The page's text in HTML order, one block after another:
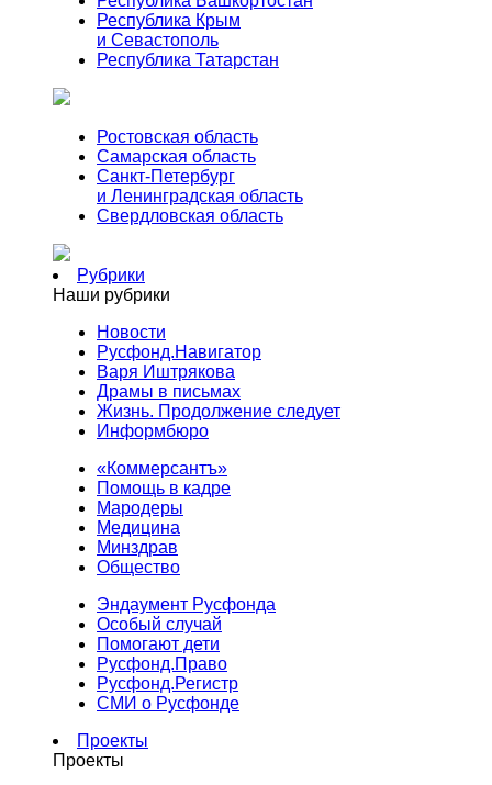
Республика Крым
и Севастополь
Республика Татарстан
Ростовская область
Самарская область
Санкт-Петербург
и Ленинградская область
Свердловская область
Рубрики
Наши рубрики
Новости
Русфонд.Навигатор
Варя Иштрякова
Драмы в письмах
Жизнь. Продолжение следует
Информбюро
«Коммерсантъ»
Помощь в кадре
Мародеры
Медицина
Минздрав
Общество
Эндаумент Русфонда
Особый случай
Помогают дети
Русфонд.Право
Русфонд.Регистр
СМИ о Русфонде
Проекты
Проекты